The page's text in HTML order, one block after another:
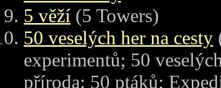
5 věží (5 Towers)
50 veselých her na cesty
experimentů; 50
příroda: 50 ptáků;